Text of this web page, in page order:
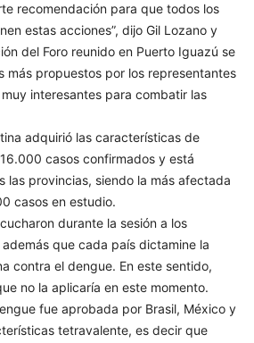
recomendación para que todos los
estas acciones”, dijo Gil Lozano y
del Foro reunido en Puerto Iguazú se
más propuestos por los representantes
interesantes para combatir las
adquirió las características de
casos confirmados y está
las provincias, siendo la más afectada
casos en estudio.
durante la sesión a los
que cada país dictamine la
contra el dengue. En este sentido,
no la aplicaría en este momento.
fue aprobada por Brasil, México y
tetravalente, es decir que